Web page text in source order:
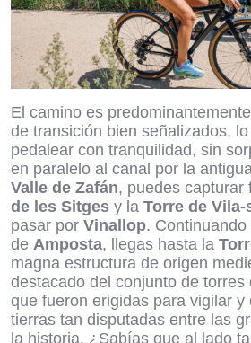
El camino es
de transición bien señalizados,
pedalear con tranquilidad, sin
en paralelo al canal por la antigua
Valle de Zafán, puedes capturar
de les Sitges y la Torre de Vila-
pasar por Vinallop.
de Amposta, llegas hasta la
magna estructura de origen
destacado del conjunto de torres
que fueron erigidas para vigilar y
tierras tan disputadas entre las
la historia. ¿Sabías que al lado